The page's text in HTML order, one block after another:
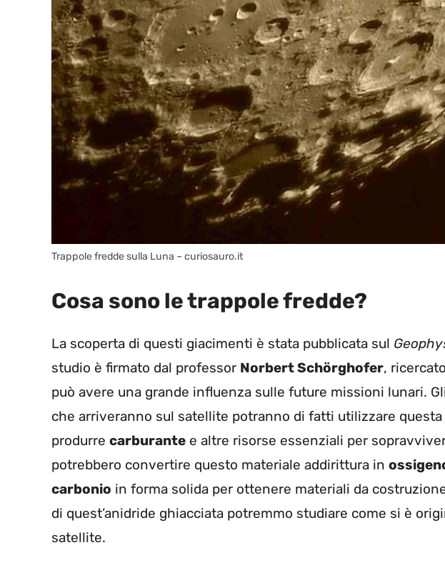
Trappole fredde sulla Luna – curiosauro.it
Cosa sono le trappole fredde?
La scoperta di questi giacimenti è stata pubblicata sul
studio è firmato dal professor Norbert Schörghofer,
può avere una grande influenza sulle future missioni lunari.
che arriveranno sul satellite potranno di fatti utilizzare
produrre carburante e altre risorse essenziali per
potrebbero convertire questo materiale addirittura in
carbonio in forma solida per ottenere materiali da
di quest’anidride ghiacciata potremmo studiare come si è
satellite.